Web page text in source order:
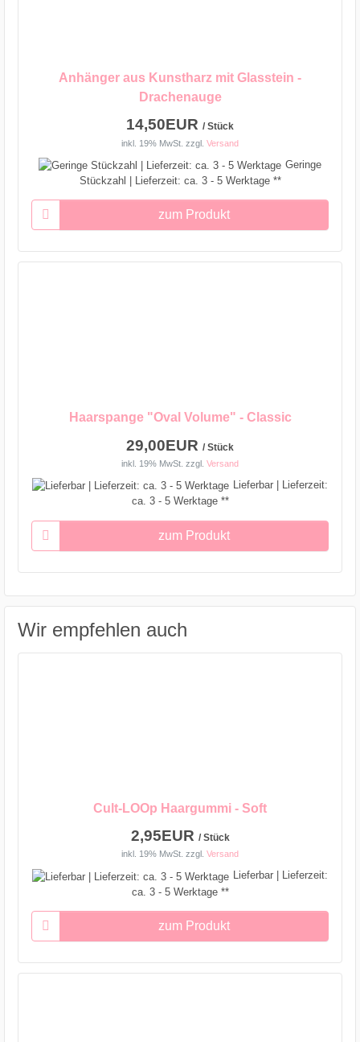
Anhänger aus Kunstharz mit Glasstein -
Drachenauge
14,50EUR / Stück
inkl. 19% MwSt. zzgl. Versand
Geringe
Stückzahl | Lieferzeit: ca. 3 - 5 Werktage **
zum Produkt
Haarspange "Oval Volume" - Classic
29,00EUR / Stück
inkl. 19% MwSt. zzgl. Versand
Lieferbar | Lieferzeit:
ca. 3 - 5 Werktage **
zum Produkt
Wir empfehlen auch
Cult-LOOp Haargummi - Soft
2,95EUR / Stück
inkl. 19% MwSt. zzgl. Versand
Lieferbar | Lieferzeit:
ca. 3 - 5 Werktage **
zum Produkt